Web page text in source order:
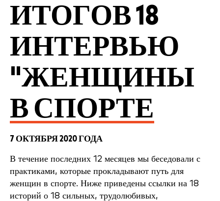
ИТОГОВ 18
ИНТЕРВЬЮ
"ЖЕНЩИНЫ
В СПОРТЕ
7 ОКТЯБРЯ 2020 ГОДА
В течение последних 12 месяцев мы беседовали с
практиками, которые прокладывают путь для
женщин в спорте. Ниже приведены ссылки на 18
историй о 18 сильных, трудолюбивых,